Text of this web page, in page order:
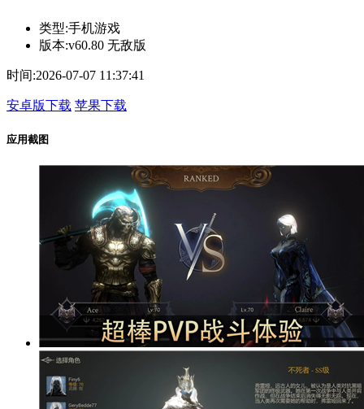
类型:手机游戏
版本:v60.80 无敌版
时间:2026-07-07 11:37:41
安卓版下载 苹果下载
应用截图